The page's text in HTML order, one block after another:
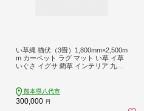
い草縄 猫伏（3畳）1,800mm×2,500m
m カーペット ラグ マット い草 イ草
いぐさ イグサ 藺草 インテリア 九州
熊本県八代市
300,000 円